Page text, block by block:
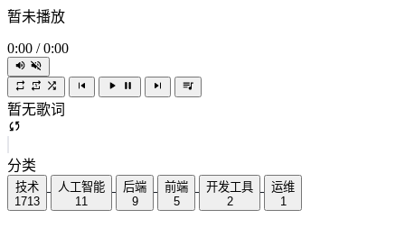
暂未播放
0:00 / 0:00
暂无歌词
分类
技术
1713
人工智能
11
后端
9
前端
5
开发工具
2
运维
1